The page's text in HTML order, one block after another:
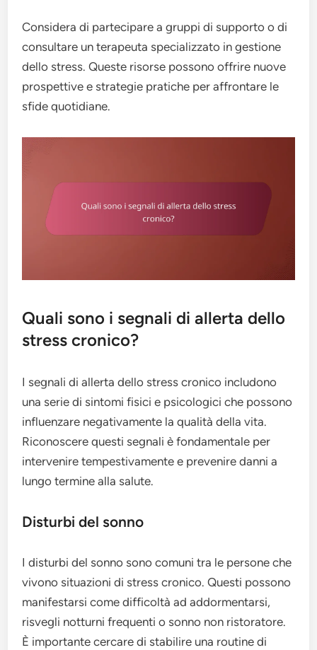
Considera di partecipare a gruppi di supporto o di
consultare un terapeuta specializzato in gestione
dello stress. Queste risorse possono offrire nuove
prospettive e strategie pratiche per affrontare le
sfide quotidiane.
Quali sono i segnali di allerta dello
stress cronico?
I segnali di allerta dello stress cronico includono
una serie di sintomi fisici e psicologici che possono
influenzare negativamente la qualità della vita.
Riconoscere questi segnali è fondamentale per
intervenire tempestivamente e prevenire danni a
lungo termine alla salute.
Disturbi del sonno
I disturbi del sonno sono comuni tra le persone che
vivono situazioni di stress cronico. Questi possono
manifestarsi come difficoltà ad addormentarsi,
risvegli notturni frequenti o sonno non ristoratore.
È importante cercare di stabilire una routine di